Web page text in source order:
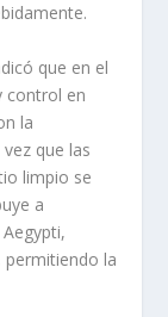
que en el
control en
la
que las
limpio se
a
permitiendo la